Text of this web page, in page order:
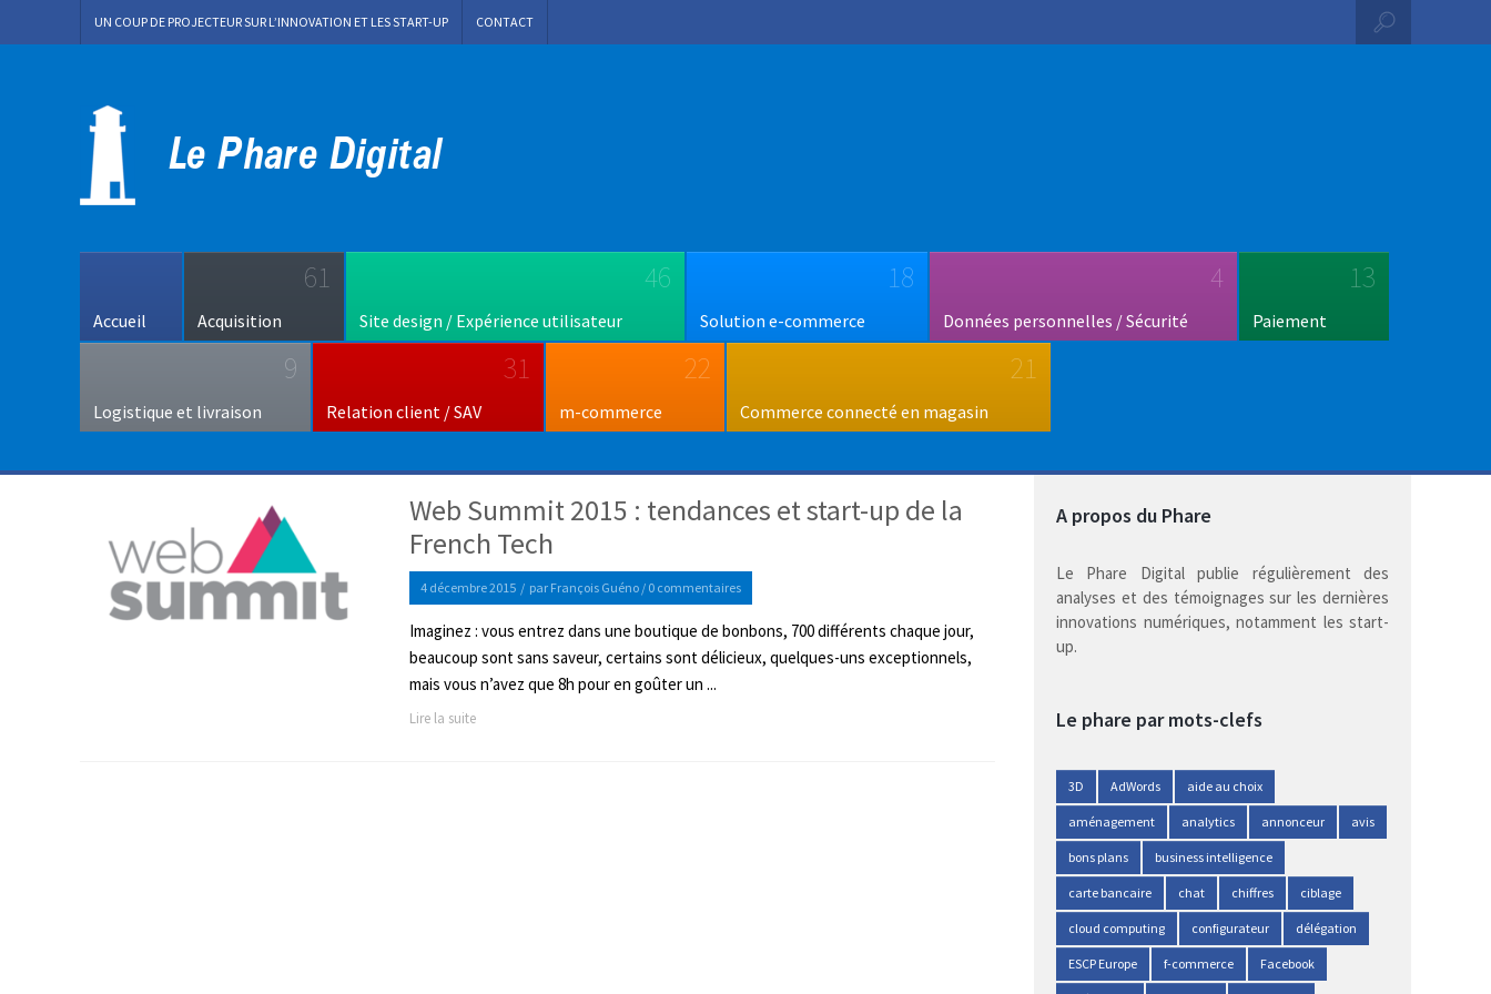
UN COUP DE PROJECTEUR SUR L’INNOVATION ET LES START-UP CONTACT
Accueil
61
Acquisition
46
Site design / Expérience utilisateur
18
Solution e-commerce
4
Données personnelles / Sécurité
13
Paiement
9
Logistique et livraison
31
Relation client / SAV
22
m-commerce
21
Commerce connecté en magasin
Web Summit 2015 : tendances et start-up de la
French Tech
4 décembre 2015 / par François Guéno / 0 commentaires
Imaginez : vous entrez dans une boutique de bonbons, 700 différents chaque jour,
beaucoup sont sans saveur, certains sont délicieux, quelques-uns exceptionnels,
mais vous n’avez que 8h pour en goûter un ...
Lire la suite
A propos du Phare
Le Phare Digital publie régulièrement des
analyses et des témoignages sur les dernières
innovations numériques, notamment les start-
up.
Le phare par mots-clefs
3D AdWords aide au choix
aménagement analytics annonceur avis
bons plans business intelligence
carte bancaire chat chiffres ciblage
cloud computing configurateur délégation
ESCP Europe f-commerce Facebook